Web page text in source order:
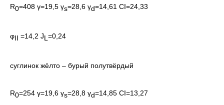
R0=408 γ=19,5 γs=28,6 γd=14,61 СI=24,33
φII =14,2 ЈL =0,24
суглинок жёлто – бурый полутвёрдый
R0=254 γ=19,6 γs=28,8 γd=14,85 СI=13,27